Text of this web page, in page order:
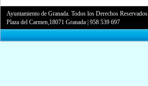
Ayuntamiento de Granada. Todos los Derechos Reservados.
Plaza del Carmen,18071 Granada |958 539 697